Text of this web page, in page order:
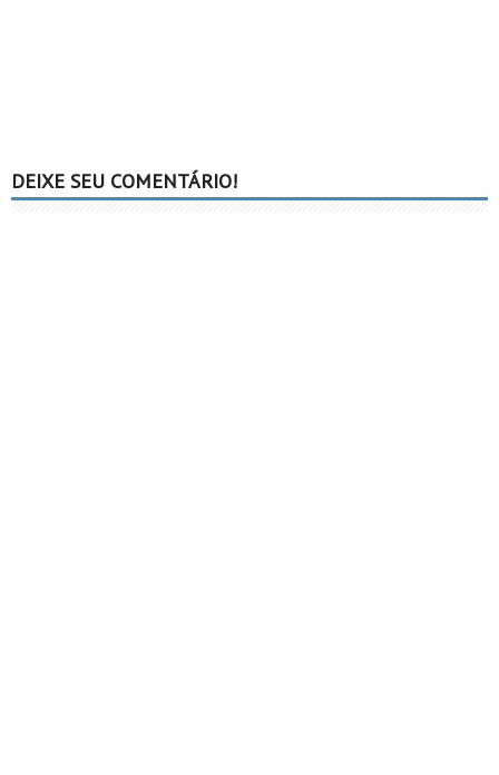
DEIXE SEU COMENTÁRIO!